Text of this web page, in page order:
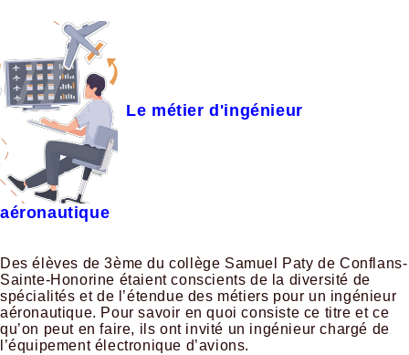
Le métier d'ingénieur
aéronautique
Des élèves de 3ème du collège Samuel Paty de Conflans-
Sainte-Honorine étaient conscients de la diversité de
spécialités et de l’étendue des métiers pour un ingénieur
aéronautique. Pour savoir en quoi consiste ce titre et ce
qu’on peut en faire, ils ont invité un ingénieur chargé de
l’équipement électronique d’avions.